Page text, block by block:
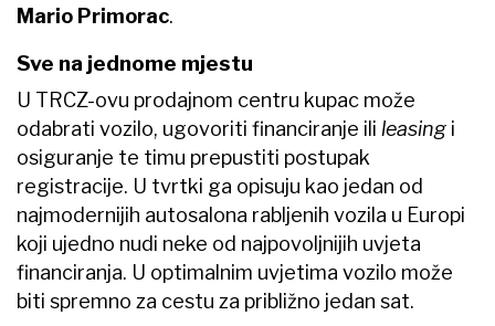
Mario Primorac.
Sve na jednome mjestu
U TRCZ-ovu prodajnom centru kupac može
odabrati vozilo, ugovoriti financiranje ili leasing i
osiguranje te timu prepustiti postupak
registracije. U tvrtki ga opisuju kao jedan od
najmodernijih autosalona rabljenih vozila u Europi
koji ujedno nudi neke od najpovoljnijih uvjeta
financiranja. U optimalnim uvjetima vozilo može
biti spremno za cestu za približno jedan sat.